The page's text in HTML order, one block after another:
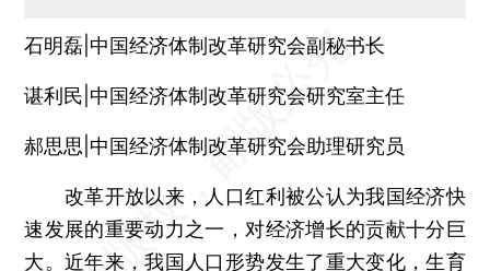
石明磊|中国经济体制改革研究会副秘书长
谌利民|中国经济体制改革研究会研究室主任
郝思思|中国经济体制改革研究会助理研究员
改革开放以来，人口红利被公认为我国经济快
速发展的重要动力之一，对经济增长的贡献十分巨
大。近年来，我国人口形势发生了重大变化，生育